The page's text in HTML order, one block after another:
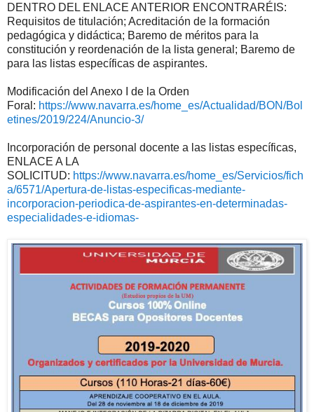
DENTRO DEL ENLACE ANTERIOR ENCONTRARÉIS:
Requisitos de titulación; Acreditación de la formación
pedagógica y didáctica; Baremo de méritos para la
constitución y reordenación de la lista general; Baremo de
para las listas específicas de aspirantes.
Modificación del Anexo I de la Orden
Foral: https://www.navarra.es/home_es/Actualidad/BON/Bol
etines/2019/224/Anuncio-3/
Incorporación de personal docente a las listas específicas,
ENLACE A LA
SOLICITUD: https://www.navarra.es/home_es/Servicios/fich
a/6571/Apertura-de-listas-especificas-mediante-
incorporacion-periodica-de-aspirantes-en-determinadas-
especialidades-e-idiomas-